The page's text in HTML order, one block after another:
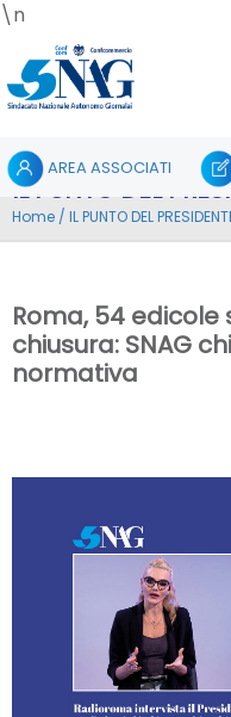
\n
AREA ASSOCIATI
IL PUNTO DEL
Home / IL PUNTO DEL
Roma, 54
chiusura: SNAG
normativa